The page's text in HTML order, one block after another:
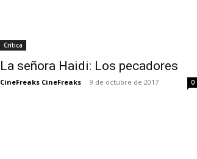
Crítica
La señora Haidi: Los pecadores
CineFreaks CineFreaks - 9 de octubre de 2017 0